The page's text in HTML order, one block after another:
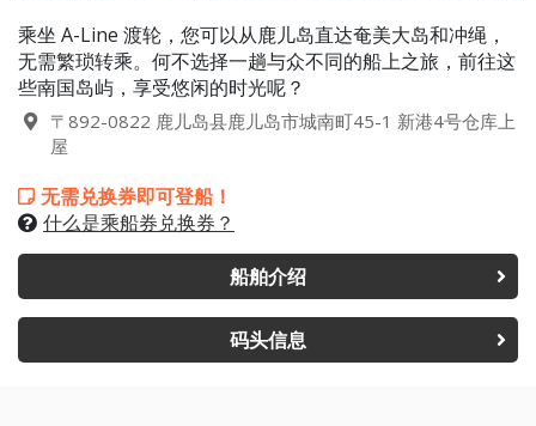
乘坐 A-Line 渡轮，您可以从鹿儿岛直达奄美大岛和冲绳，
无需繁琐转乘。何不选择一趟与众不同的船上之旅，前往这
些南国岛屿，享受悠闲的时光呢？
〒892-0822 鹿儿岛县鹿儿岛市城南町45-1 新港4号仓库上
屋
无需兑换券即可登船！
什么是乘船券兑换券？
船舶介绍
码头信息